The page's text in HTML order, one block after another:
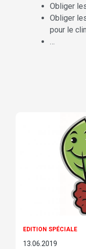
Obliger
Obliger
pour le
…
EDITION SPÉCIALE
13.06.2019